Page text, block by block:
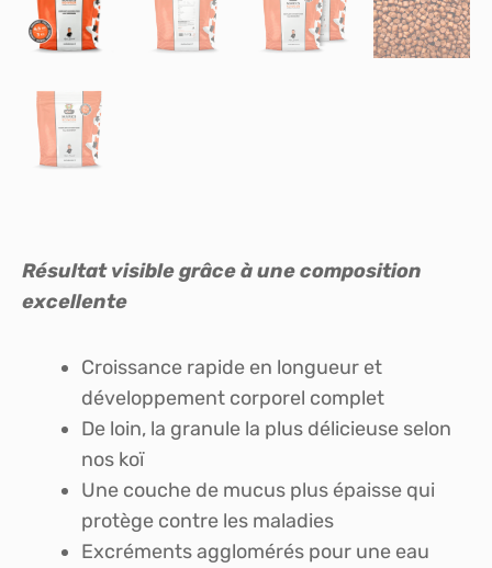
Résultat visible grâce à une composition
excellente
Croissance rapide en longueur et
développement corporel complet
De loin, la granule la plus délicieuse selon
nos koï
Une couche de mucus plus épaisse qui
protège contre les maladies
Excréments agglomérés pour une eau